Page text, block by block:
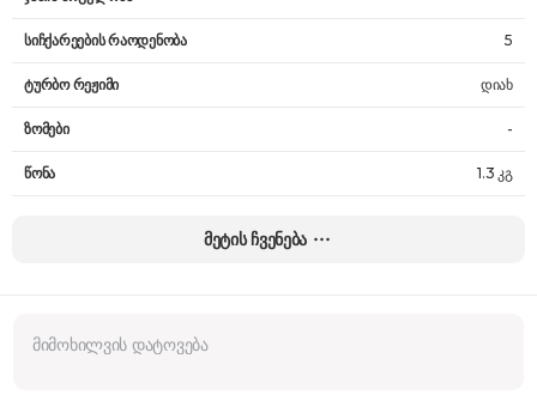
სიჩქარეების რაოდენობა 5
ტურბო რეჟიმი დიახ
ზომები -
წონა 1.3 კგ
მეტის ჩვენება